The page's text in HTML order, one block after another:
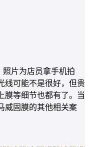
照片为店员拿手机拍
线可能不是很好，但贵
膜等细节也都有了。当
威固膜的其他相关案